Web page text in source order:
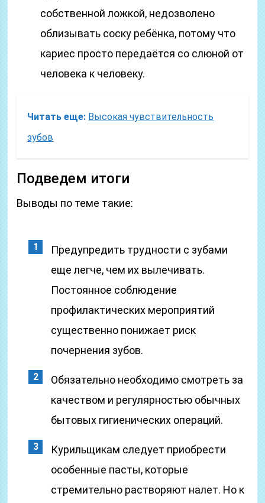
собственной ложкой, недозволено
облизывать соску ребёнка, потому что
кариес просто передаётся со слюной от
человека к человеку.
Читать еще: Высокая чувствительность
зубов
Подведем итоги
Выводы по теме такие:
Предупредить трудности с зубами
еще легче, чем их вылечивать.
Постоянное соблюдение
профилактических мероприятий
существенно понижает риск
почернения зубов.
Обязательно необходимо смотреть за
качеством и регулярностью обычных
бытовых гигиенических операций.
Курильщикам следует приобрести
особенные пасты, которые
стремительно растворяют налет. Но к